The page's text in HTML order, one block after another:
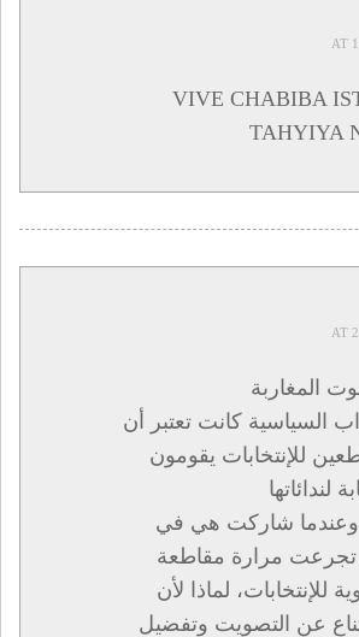
VIVE CHABIBA
TAHYIYA
المغاربة
السياسية كانت تعتبر أن
للإنتخابات يقومون
لندائاتها
شاركت هي في
تجرعت مرارة مقاطعة
للإنتخابات، لماذا لأن
عن التصويت وتفضيل